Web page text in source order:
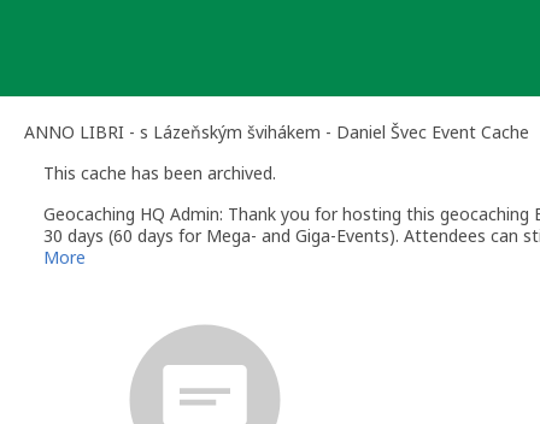
ANNO LIBRI - s Lázeňským švihákem - Daniel Švec Event Cache
This cache has been archived.
Geocaching HQ Admin: Thank you for hosting this
30 days (60 days for Mega- and Giga-Events). Attendees can
More